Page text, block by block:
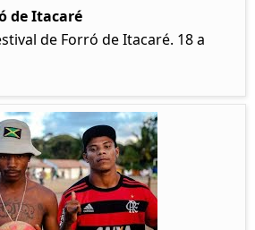
de Itacaré
de Forró de Itacaré. 18 a